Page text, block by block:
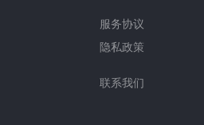
服务协议
隐私政策
联系我们